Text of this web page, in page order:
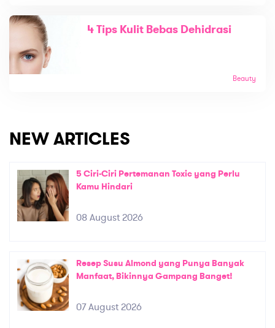
4 Tips Kulit Bebas Dehidrasi
Beauty
NEW ARTICLES
5 Ciri-Ciri Pertemanan Toxic yang Perlu
Kamu Hindari
08 August 2026
Resep Susu Almond yang Punya Banyak
Manfaat, Bikinnya Gampang Banget!
07 August 2026